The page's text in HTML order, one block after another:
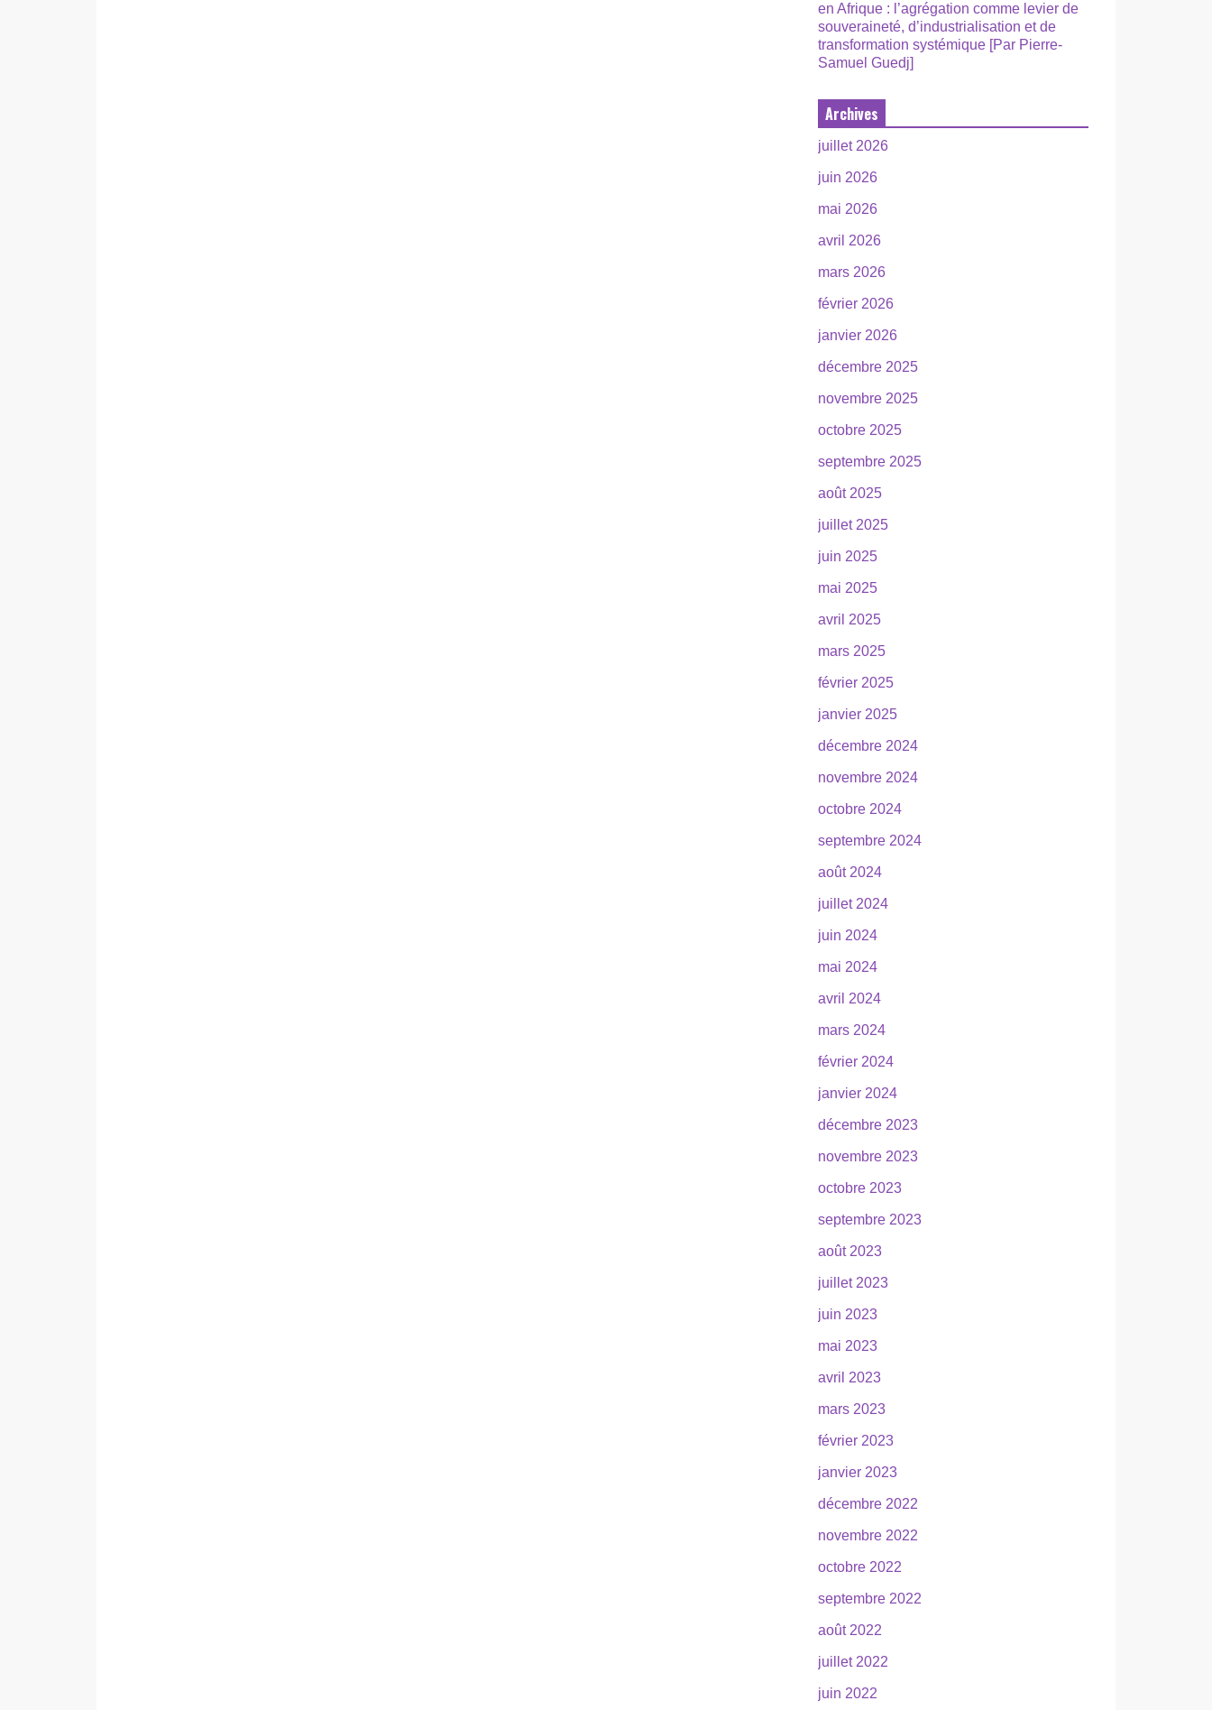
en Afrique : l’agrégation comme levier de
souveraineté, d’industrialisation et de
transformation systémique [Par Pierre-
Samuel Guedj]
Archives
juillet 2026
juin 2026
mai 2026
avril 2026
mars 2026
février 2026
janvier 2026
décembre 2025
novembre 2025
octobre 2025
septembre 2025
août 2025
juillet 2025
juin 2025
mai 2025
avril 2025
mars 2025
février 2025
janvier 2025
décembre 2024
novembre 2024
octobre 2024
septembre 2024
août 2024
juillet 2024
juin 2024
mai 2024
avril 2024
mars 2024
février 2024
janvier 2024
décembre 2023
novembre 2023
octobre 2023
septembre 2023
août 2023
juillet 2023
juin 2023
mai 2023
avril 2023
mars 2023
février 2023
janvier 2023
décembre 2022
novembre 2022
octobre 2022
septembre 2022
août 2022
juillet 2022
juin 2022